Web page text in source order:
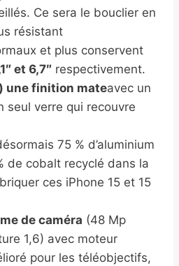
Ce sera le bouclier en
résistant
et plus conservent
et 6,7″ respectivement.
une finition mateavec un
seul verre qui recouvre
75 % d’aluminium
de cobalt recyclé dans la
ces iPhone 15 et 15
de caméra (48 Mp
1,6) avec moteur
pour les téléobjectifs,